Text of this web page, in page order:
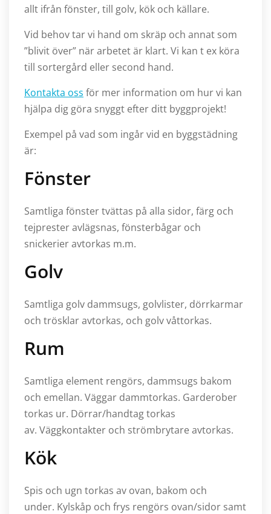
allt ifrån fönster, till golv, kök och källare.
Vid behov tar vi hand om skräp och annat som
”blivit över” när arbetet är klart. Vi kan t ex köra
till sortergård eller second hand.
Kontakta oss för mer information om hur vi kan
hjälpa dig göra snyggt efter ditt byggprojekt!
Exempel på vad som ingår vid en byggstädning
är:
Fönster
Samtliga fönster tvättas på alla sidor, färg och
tejprester avlägsnas, fönsterbågar och
snickerier avtorkas m.m.
Golv
Samtliga golv dammsugs, golvlister, dörrkarmar
och trösklar avtorkas, och golv våttorkas.
Rum
Samtliga element rengörs, dammsugs bakom
och emellan. Väggar dammtorkas. Garderober
torkas ur. Dörrar/handtag torkas
av. Väggkontakter och strömbrytare avtorkas.
Kök
Spis och ugn torkas av ovan, bakom och
under. Kylskåp och frys rengörs ovan/sidor samt